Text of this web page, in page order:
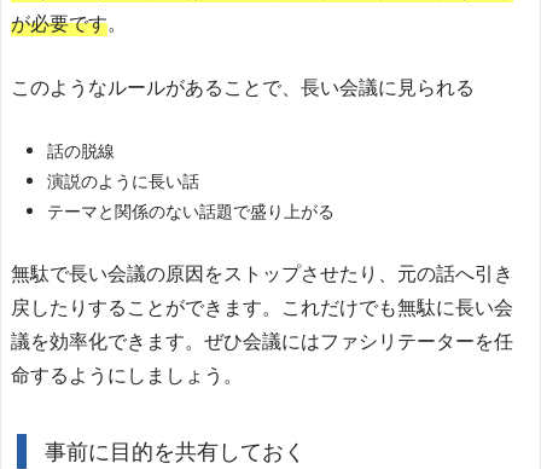
が必要です。
このようなルールがあることで、長い会議に見られる
話の脱線
演説のように長い話
テーマと関係のない話題で盛り上がる
無駄で長い会議の原因をストップさせたり、元の話へ引き
戻したりすることができます。これだけでも無駄に長い会
議を効率化できます。ぜひ会議にはファシリテーターを任
命するようにしましょう。
事前に目的を共有しておく